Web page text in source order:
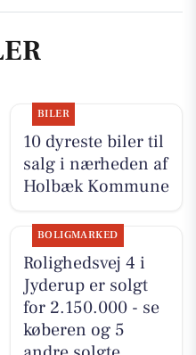
BILER
10 dyreste biler til
salg i nærheden af
Holbæk Kommune
BOLIGMARKED
Rolighedsvej 4 i
Jyderup er solgt
for 2.150.000 - se
køberen og 5